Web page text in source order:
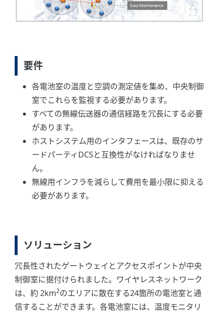
要件
各電池室の温度と空調の測定値を集め、中央制御
室でこれらを監視する必要があります。
すべての無線伝送器の通信経路を冗長にする必要
があります。
ホストシステム用のインタフェースは、既存のサ
ードパーティDCSと互換性がなければなりませ
ん。
無線用インフラを減らして費用を最小限に抑える
必要があります。
ソリューション
冗長性されたゲートウェイとアクセスポイントが中央
制御室に据付けられました。ワイヤレスネットワーク
は、約 2km2のエリアに散在する24箇所の電池室と通
信することができます。各電池室には、温度モニタリ